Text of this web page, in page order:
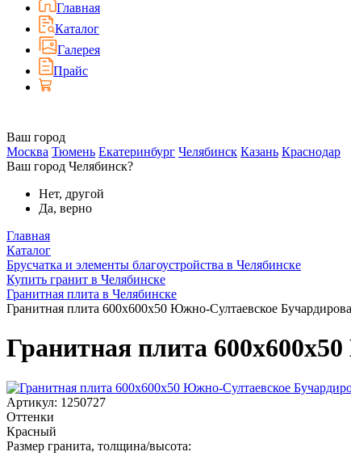
Главная
Каталог
Галерея
Прайс
Ваш город
Москва Тюмень Екатеринбург Челябинск Казань Краснодар
Ваш город Челябинск?
Нет, другой
Да, верно
Главная
Каталог
Брусчатка и элементы благоустройства в Челябинске
Купить гранит в Челябинске
Гранитная плита в Челябинске
Гранитная плита 600х600x50 Южно-Султаевское
Гранитная плита
Артикул: 1250727
Оттенки
Красный
Размер гранита, толщина/высота: